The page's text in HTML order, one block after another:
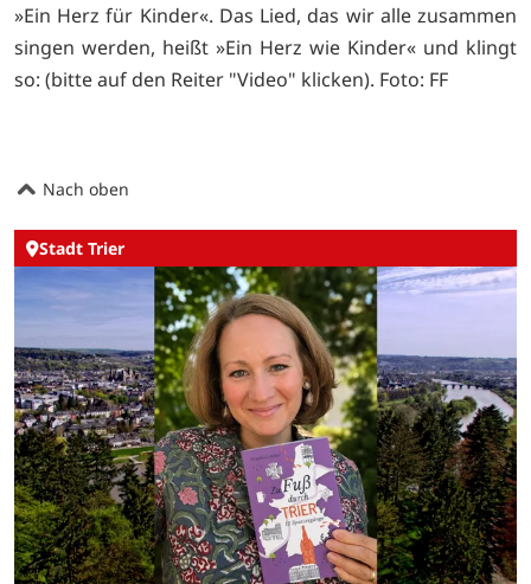
»Ein Herz für Kinder«. Das Lied, das wir alle zusammen
singen werden, heißt »Ein Herz wie Kinder« und klingt
so: (bitte auf den Reiter "Video" klicken). Foto: FF
Nach oben
Stadt Trier